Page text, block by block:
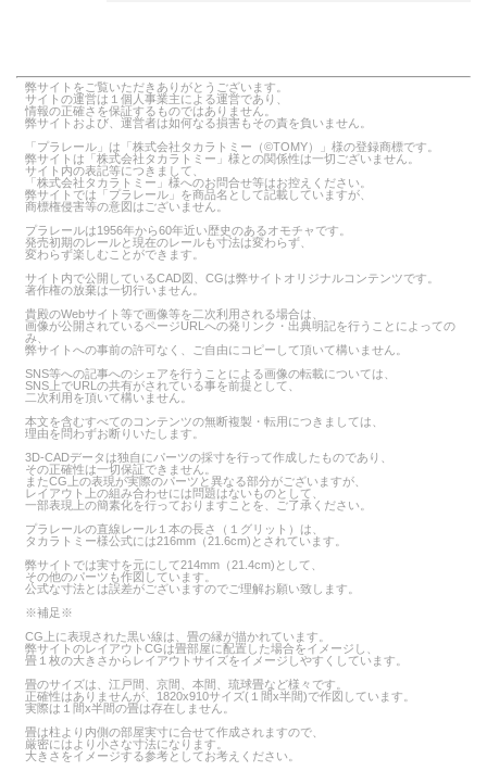
弊サイトをご覧いただきありがとうございます。
サイトの運営は１個人事業主による運営であり、
情報の正確さを保証するものではありません。
弊サイトおよび、運営者は如何なる損害もその責を負いません。
「プラレール」は「株式会社タカラトミー（©TOMY）」様の登録商標です。
弊サイトは「株式会社タカラトミー」様との関係性は一切ございません。
サイト内の表記等につきまして、
「株式会社タカラトミー」様へのお問合せ等はお控えください。
弊サイトでは「プラレール」を商品名として記載していますが、
商標権侵害等の意図はございません。
プラレールは1956年から60年近い歴史のあるオモチャです。
発売初期のレールと現在のレールも寸法は変わらず、
変わらず楽しむことができます。
サイト内で公開しているCAD図、CGは弊サイトオリジナルコンテンツです。
著作権の放棄は一切行いません。
貴殿のWebサイト等で画像等を二次利用される場合は、
画像が公開されているページURLへの発リンク・出典明記を行うことによっての
み、
弊サイトへの事前の許可なく、ご自由にコピーして頂いて構いません。
SNS等への記事へのシェアを行うことによる画像の転載については、
SNS上でURLの共有がされている事を前提として、
二次利用を頂いて構いません。
本文を含むすべてのコンテンツの無断複製・転用につきましては、
理由を問わずお断りいたします。
3D-CADデータは独自にパーツの採寸を行って作成したものであり、
その正確性は一切保証できません。
またCG上の表現が実際のパーツと異なる部分がございますが、
レイアウト上の組み合わせには問題はないものとして、
一部表現上の簡素化を行っておりますことを、ご了承ください。
プラレールの直線レール１本の長さ（１グリット）は、
タカラトミー様公式には216mm（21.6cm)とされています。
弊サイトでは実寸を元にして214mm（21.4cm)として、
その他のパーツも作図しています。
公式な寸法とは誤差がございますのでご理解お願い致します。
※補足※
CG上に表現された黒い線は、畳の縁が描かれています。
弊サイトのレイアウトCGは畳部屋に配置した場合をイメージし、
畳１枚の大きさからレイアウトサイズをイメージしやすくしています。
畳のサイズは、江戸間、京間、本間、琉球畳など様々です。
正確性はありませんが、1820x910サイズ(１間x半間)で作図しています。
実際は１間x半間の畳は存在しません。
畳は柱より内側の部屋実寸に合せて作成されますので、
厳密にはより小さな寸法になります。
大きさをイメージする参考としてお考えください。